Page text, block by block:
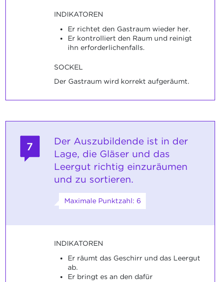
INDIKATOREN
Er richtet den Gastraum wieder her.
Er kontrolliert den Raum und reinigt
ihn erforderlichenfalls.
SOCKEL
Der Gastraum wird korrekt aufgeräumt.
7
Der Auszubildende ist in der
Lage, die Gläser und das
Leergut richtig einzuräumen
und zu sortieren.
Maximale Punktzahl: 6
INDIKATOREN
Er räumt das Geschirr und das Leergut
ab.
Er bringt es an den dafür